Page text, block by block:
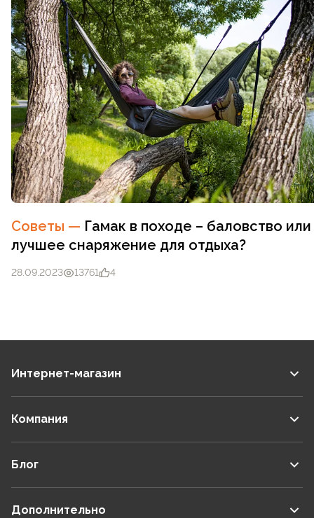
Советы — Гамак в походе – баловство или
лучшее снаряжение для отдыха?
28.09.2023 13761 4
Интернет-магазин
Компания
Блог
Дополнительно